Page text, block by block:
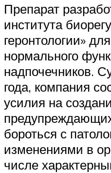
Препарат
института
геронтологии»
нормального
надпочечников.
года, компания
усилия на
бороться с
изменениями в
числе